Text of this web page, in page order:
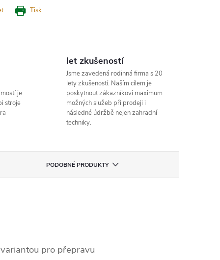
Tisk
je
stroje
let zkušeností
Jsme zavedená rodinná firma s 20
lety zkušeností. Naším cílem je
poskytnout zákazníkovi maximum
možných služeb při prodeji i
následné údržbě nejen zahradní
techniky.
PODOBNÉ PRODUKTY
pro přepravu